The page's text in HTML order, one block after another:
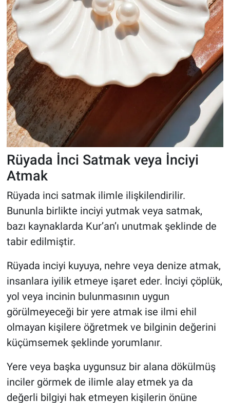
Rüyada İnci Satmak veya İnciyi
Atmak
Rüyada inci satmak ilimle ilişkilendirilir.
Bununla birlikte inciyi yutmak veya satmak,
bazı kaynaklarda Kur’an’ı unutmak şeklinde de
tabir edilmiştir.
Rüyada inciyi kuyuya, nehre veya denize atmak,
insanlara iyilik etmeye işaret eder. İnciyi çöplük,
yol veya incinin bulunmasının uygun
görülmeyeceği bir yere atmak ise ilmi ehil
olmayan kişilere öğretmek ve bilginin değerini
küçümsemek şeklinde yorumlanır.
Yere veya başka uygunsuz bir alana dökülmüş
inciler görmek de ilimle alay etmek ya da
değerli bilgiyi hak etmeyen kişilerin önüne